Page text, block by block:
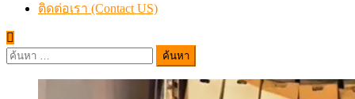
ติดต่อเรา (Contact US)
ค้นหา